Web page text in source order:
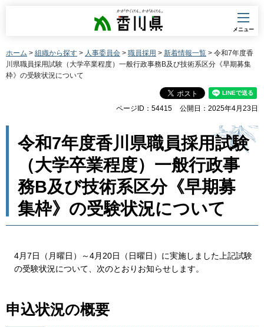
香川県
メニュー
ホーム > 組織から探す > 人事委員会 > 職員採用 > 新着情報一覧 > 令和7年度香
川県職員採用試験（大学卒業程度）一般行政事務B及び技術系区分《早期募集
枠》の受験状況について
ページID：54415 公開日：2025年4月23日
令和7年度香川県職員採用試験
（大学卒業程度）一般行政事
務B及び技術系区分《早期募
集枠》の受験状況について
4月7日（月曜日）～4月20日（日曜日）に実施しました上記試験
の受験状況について、次のとおりお知らせします。
申込状況の概要